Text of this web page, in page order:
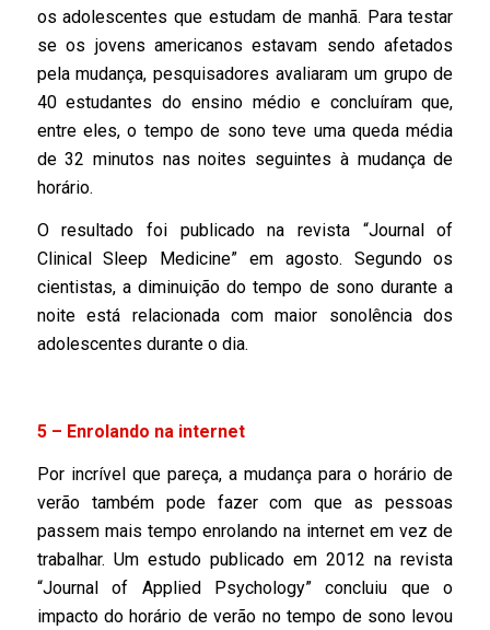
os adolescentes que estudam de manhã. Para testar
se os jovens americanos estavam sendo afetados
pela mudança, pesquisadores avaliaram um grupo de
40 estudantes do ensino médio e concluíram que,
entre eles, o tempo de sono teve uma queda média
de 32 minutos nas noites seguintes à mudança de
horário.
O resultado foi publicado na revista “Journal of
Clinical Sleep Medicine” em agosto. Segundo os
cientistas, a diminuição do tempo de sono durante a
noite está relacionada com maior sonolência dos
adolescentes durante o dia.
5 – Enrolando na internet
Por incrível que pareça, a mudança para o horário de
verão também pode fazer com que as pessoas
passem mais tempo enrolando na internet em vez de
trabalhar. Um estudo publicado em 2012 na revista
“Journal of Applied Psychology” concluiu que o
impacto do horário de verão no tempo de sono levou